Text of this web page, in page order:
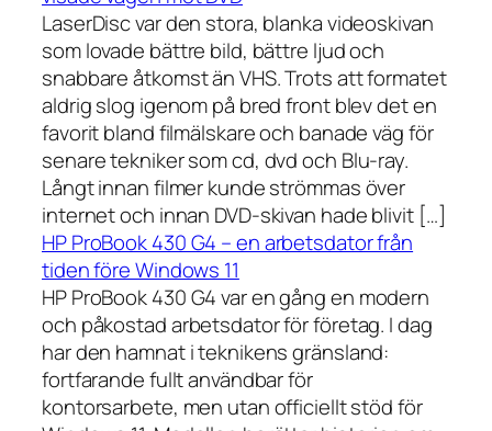
LaserDisc var den stora, blanka videoskivan
som lovade bättre bild, bättre ljud och
snabbare åtkomst än VHS. Trots att formatet
aldrig slog igenom på bred front blev det en
favorit bland filmälskare och banade väg för
senare tekniker som cd, dvd och Blu-ray.
Långt innan filmer kunde strömmas över
internet och innan DVD-skivan hade blivit […]
HP ProBook 430 G4 – en arbetsdator från
tiden före Windows 11
HP ProBook 430 G4 var en gång en modern
och påkostad arbetsdator för företag. I dag
har den hamnat i teknikens gränsland:
fortfarande fullt användbar för
kontorsarbete, men utan officiellt stöd för